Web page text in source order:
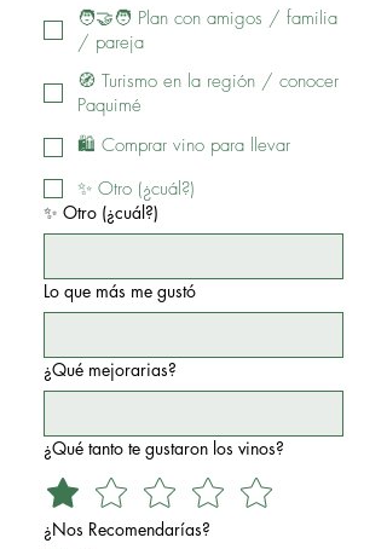
🧑‍🤝‍🧑 Plan con amigos / familia
/ pareja
🧭 Turismo en la región / conocer
Paquimé
🛍️ Comprar vino para llevar
✨ Otro (¿cuál?)
✨ Otro (¿cuál?)
Lo que más me gustó
¿Qué mejorarias?
¿Qué tanto te gustaron los vinos?
¿Nos Recomendarías?